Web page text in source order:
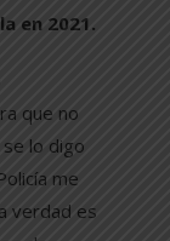
en 2021.
que no
lo digo
me
verdad es